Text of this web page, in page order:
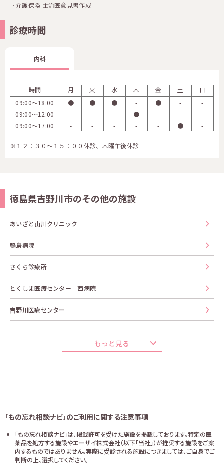
介護保険 主治医意見書作成
診療時間
内科
時間 月 火 水 木 金 土
日
09:00〜18:00
● ● ● - ● -
-
09:00〜12:00
- - - ● - -
-
09:00〜17:00
- - - - - ● -
※１２：３０～１５：００休診、木曜午後休診
徳島県吉野川市のその他の施設
あいざと山川クリニック
鴨島病院
さくら診療所
とくしま医療センター 西病院
吉野川医療センター
もっと見る
「もの忘れ相談ナビ」のご利用に関する注意事項
「もの忘れ相談ナビ」は、掲載許可を受けた施設を掲載しております。特定の医
薬品を処方する施設やエーザイ株式会社（以下「当社」）が推奨する施設をご案
内するものではありません。実際に受診される施設につきましては、ご自身でご
判断の上、選択してください。